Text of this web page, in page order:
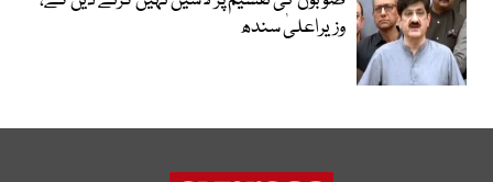
وزیراعلیٰ سندھ